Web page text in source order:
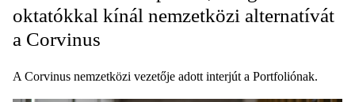
oktatókkal kínál nemzetközi alternatívát
a Corvinus
A Corvinus nemzetközi vezetője adott interjút a Portfoliónak.